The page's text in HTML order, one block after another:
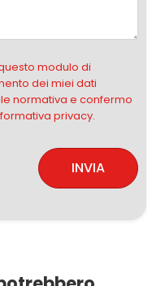
modulo di
dei miei dati
normativa e confermo
privacy.
INVIA